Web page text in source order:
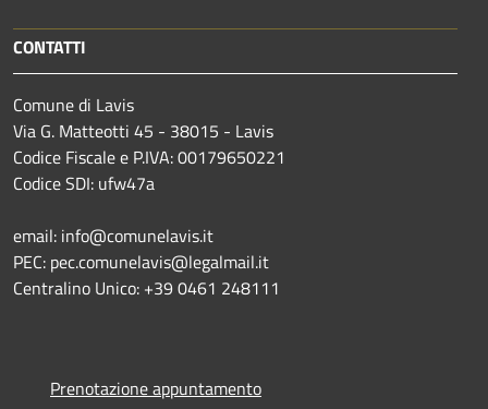
CONTATTI
Comune di Lavis
Via G. Matteotti 45 - 38015 - Lavis
Codice Fiscale e P.IVA: 00179650221
Codice SDI: ufw47a
email: info@comunelavis.it
PEC: pec.comunelavis@legalmail.it
Centralino Unico: +39 0461 248111
Prenotazione appuntamento